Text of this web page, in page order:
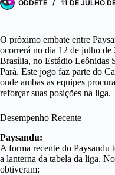
ODDETE 11 DE JULHO
O próximo embate entre
ocorrerá no dia 12 de julho
Brasília, no Estádio Leônidas
Pará. Este jogo faz parte do
onde ambas as equipes
reforçar suas posições na liga.
Desempenho Recente
Paysandu:
A forma recente do Paysandu
a lanterna da tabela da liga.
obtiveram: